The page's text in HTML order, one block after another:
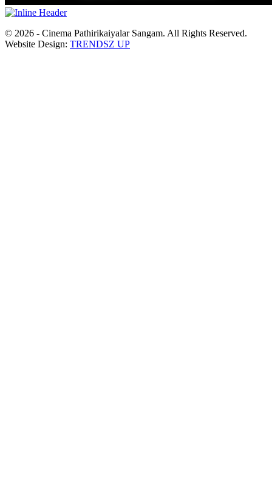
© 2026 - Cinema Pathirikaiyalar Sangam. All Rights Reserved.
Website Design: TRENDSZ UP